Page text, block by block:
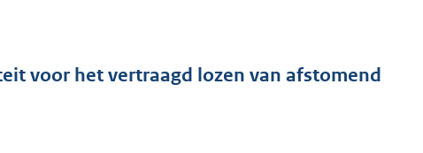
dvoor het vertraagd lozen van afstomend